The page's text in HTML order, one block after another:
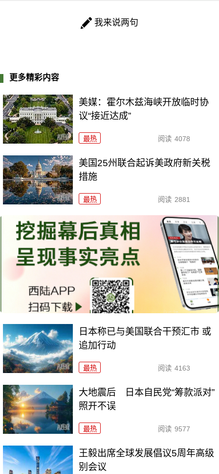
我来说两句
更多精彩内容
美媒：霍尔木兹海峡开放临时协
议“接近达成”
最热 阅读 4078
美国25州联合起诉美政府新关税
措施
最热 阅读 2881
日本称已与美国联合干预汇市 或
追加行动
最热 阅读 4163
大地震后 日本自民党“筹款派对”
照开不误
最热 阅读 9577
王毅出席全球发展倡议5周年高级
别会议